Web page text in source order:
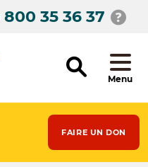
800 35 36 37
Menu
FAIRE UN DON